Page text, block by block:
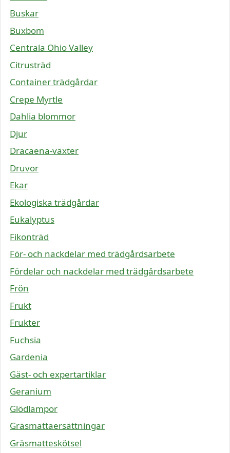
Buskar
Buxbom
Centrala Ohio Valley
Citrusträd
Container trädgårdar
Crepe Myrtle
Dahlia blommor
Djur
Dracaena-växter
Druvor
Ekar
Ekologiska trädgårdar
Eukalyptus
Fikonträd
För- och nackdelar med trädgårdsarbete
Fördelar och nackdelar med trädgårdsarbete
Frön
Frukt
Frukter
Fuchsia
Gardenia
Gäst- och expertartiklar
Geranium
Glödlampor
Gräsmattaersättningar
Gräsmatteskötsel